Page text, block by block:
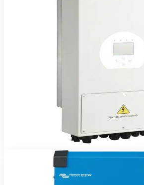
Onduleur hybride Deye 3,6 kW monophasé
Commander sur WhatsApp
En stock
Onduleurs & Chargeurs